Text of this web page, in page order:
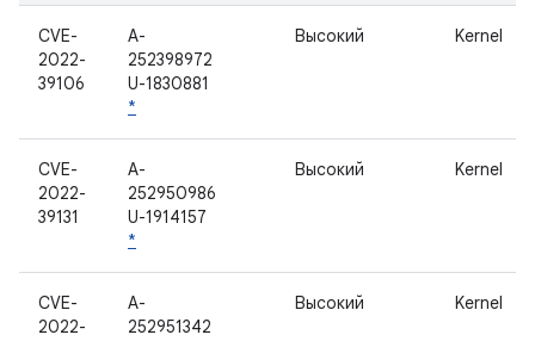
CVE-
2022-
39106
A-
252398972
U-1830881
*
Высокий Kernel
CVE-
2022-
39131
A-
252950986
U-1914157
*
Высокий Kernel
CVE-
2022-
A-
252951342
Высокий Kernel